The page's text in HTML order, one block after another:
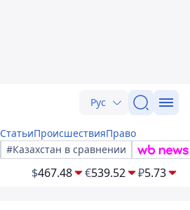
Рус
СтатьиПроисшествияПраво
#Казахстан в сравнении
$467.48 €539.52 ₽5.73